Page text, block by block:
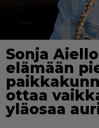
Sonja
elämään
ottaa
yläosaa